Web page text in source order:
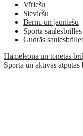
Vīriešu
Sieviešu
Bērnu un jauniešu
Sporta saulesbrilles
Gudrās
Hameleona un tonētās
Sporta un aktīvās atpūtas